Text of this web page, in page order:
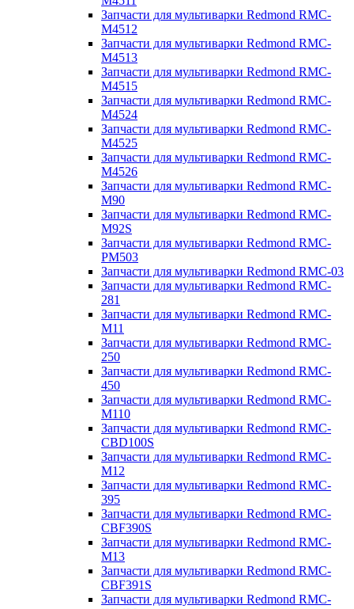
Запчасти для мультиварки Redmond RMC-
M4512
Запчасти для мультиварки Redmond RMC-
M4513
Запчасти для мультиварки Redmond RMC-
M4515
Запчасти для мультиварки Redmond RMC-
M4524
Запчасти для мультиварки Redmond RMC-
M4525
Запчасти для мультиварки Redmond RMC-
M4526
Запчасти для мультиварки Redmond RMC-
M90
Запчасти для мультиварки Redmond RMC-
M92S
Запчасти для мультиварки Redmond RMC-
PM503
Запчасти для мультиварки Redmond RMC-03
Запчасти для мультиварки Redmond RMC-
281
Запчасти для мультиварки Redmond RMC-
M11
Запчасти для мультиварки Redmond RMC-
250
Запчасти для мультиварки Redmond RMC-
450
Запчасти для мультиварки Redmond RMC-
M110
Запчасти для мультиварки Redmond RMC-
CBD100S
Запчасти для мультиварки Redmond RMC-
M12
Запчасти для мультиварки Redmond RMC-
395
Запчасти для мультиварки Redmond RMC-
CBF390S
Запчасти для мультиварки Redmond RMC-
M13
Запчасти для мультиварки Redmond RMC-
CBF391S
Запчасти для мультиварки Redmond RMC-